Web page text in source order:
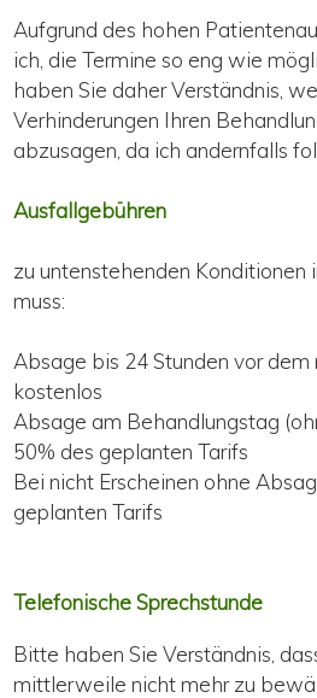
Aufgrund des hohen
ich, die Termine so eng wie
haben Sie daher Verständnis,
Verhinderungen Ihren
abzusagen, da ich andernfalls
Ausfallgebühren
zu untenstehenden Konditionen
muss:
Absage bis 24 Stunden vor dem
kostenlos
Absage am Behandlungstag
50% des geplanten Tarifs
Bei nicht Erscheinen ohne
geplanten Tarifs
Telefonische Sprechstunde
Bitte haben Sie Verständnis,
mittlerweile nicht mehr zu